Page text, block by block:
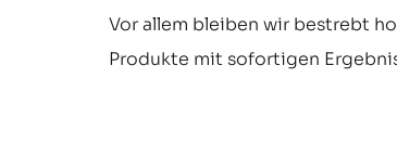
Vor allem bleiben wir bestrebt
Produkte mit sofortigen